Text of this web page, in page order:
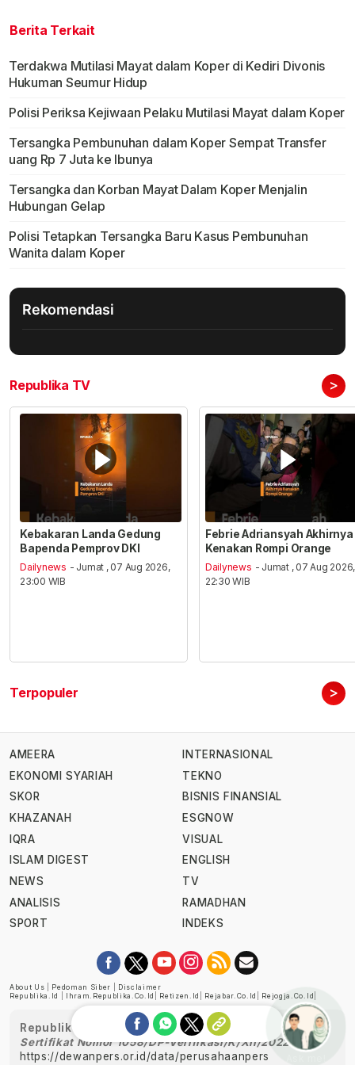
Berita Terkait
Terdakwa Mutilasi Mayat dalam Koper di Kediri Divonis
Hukuman Seumur Hidup
Polisi Periksa Kejiwaan Pelaku Mutilasi Mayat dalam Koper
Tersangka Pembunuhan dalam Koper Sempat Transfer
uang Rp 7 Juta ke Ibunya
Tersangka dan Korban Mayat Dalam Koper Menjalin
Hubungan Gelap
Polisi Tetapkan Tersangka Baru Kasus Pembunuhan
Wanita dalam Koper
Rekomendasi
Republika TV >
Kebakaran Landa Gedung
Bapenda Pemprov DKI
Dailynews - Jumat , 07 Aug 2026,
23:00 WIB
Febrie Adriansyah Akhirnya
Kenakan Rompi Orange
Dailynews - Jumat , 07 Aug 2026,
22:30 WIB
Terpopuler >
AMEERA
EKONOMI SYARIAH
SKOR
KHAZANAH
IQRA
ISLAM DIGEST
NEWS
ANALISIS
SPORT
INTERNASIONAL
TEKNO
BISNIS FINANSIAL
ESGNOW
VISUAL
ENGLISH
TV
RAMADHAN
INDEKS
About Us Pedoman Siber
Disclaimer
Republika.id
Ihram.republika.co.id Retizen.id Rejabar.co.id Rejogja.co.id
Republika telah diverifikasi oleh Dewan Pers
Sertifikat Nomor 1058/DP-Verifikasi/K/XII/2022
https://dewanpers.or.id/data/perusahaanpers